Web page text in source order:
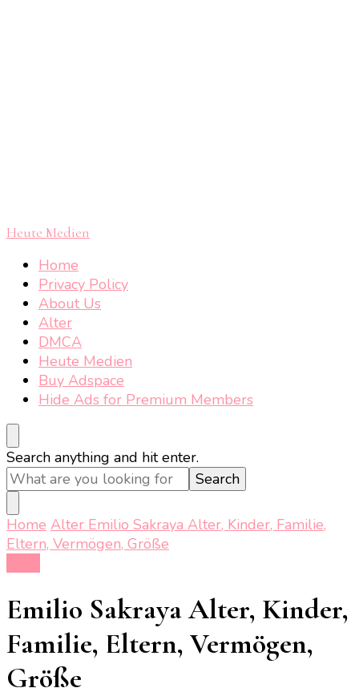
Heute Medien
Home
Privacy Policy
About Us
Alter
DMCA
Heute Medien
Buy Adspace
Hide Ads for Premium Members
Looking
for
Something?
Search anything and hit enter.
Home Alter Emilio Sakraya Alter, Kinder, Familie,
Eltern, Vermögen, Größe
Emilio Sakraya Alter, Kinder,
Familie, Eltern, Vermögen,
Größe